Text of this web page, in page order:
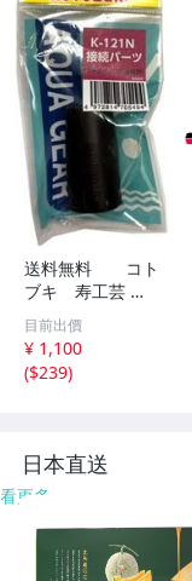
送料無料 コト
ブキ 寿工芸 ボ
トムボックス用
接続パーツ
K-121N
目前出價
¥ 1,100
($239)
日本直送
看更多